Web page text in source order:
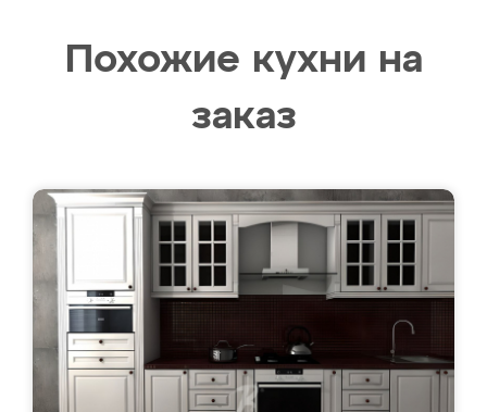
Похожие кухни на
заказ